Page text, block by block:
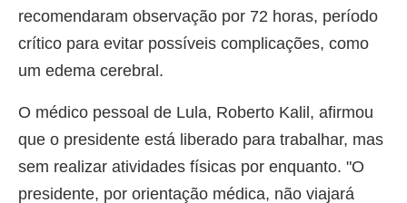
recomendaram observação por 72 horas, período
crítico para evitar possíveis complicações, como
um edema cerebral.
O médico pessoal de Lula, Roberto Kalil, afirmou
que o presidente está liberado para trabalhar, mas
sem realizar atividades físicas por enquanto. "O
presidente, por orientação médica, não viajará